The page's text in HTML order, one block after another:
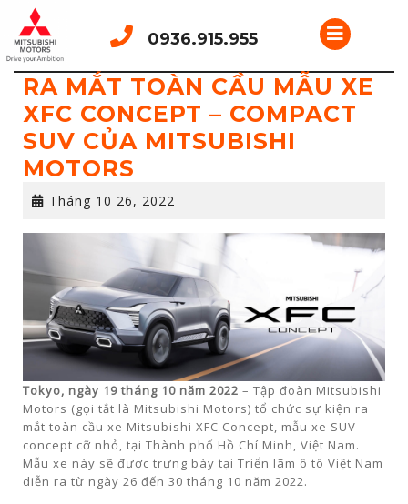
Skip
to
content
0936.915.955
Open
RA MẮT TOÀN CẦU MẪU XE
XFC CONCEPT – COMPACT
SUV CỦA MITSUBISHI
MOTORS
Tháng 10 26, 2022
26,
Tokyo, ngày 19 tháng 10 năm 2022 – Tập đoàn Mitsubishi
Motors (gọi tắt là Mitsubishi Motors) tổ chức sự kiện ra
mắt toàn cầu xe Mitsubishi XFC Concept, mẫu xe SUV
concept cỡ nhỏ, tại Thành phố Hồ Chí Minh, Việt Nam.
Mẫu xe này sẽ được trưng bày tại Triển lãm ô tô Việt Nam
diễn ra từ ngày 26 đến 30 tháng 10 năm 2022.